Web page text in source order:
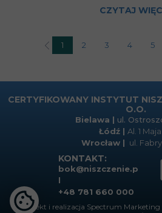
CZYTAJ
1 2 3 4 5
Projekt i realizacja Spectrum Marketing
KONTAKT:
bok@niszczenie.p
l
+48 781 660 000
CERTYFIKOWANY INSTYTUT
O.O.
Bielawa | ul.
Łódź | Al. 1
Wrocław | ul.